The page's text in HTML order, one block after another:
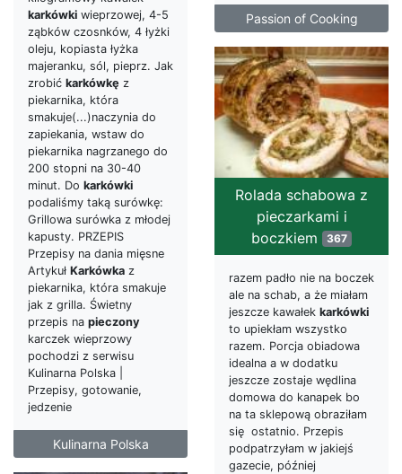
Passion of Cooking
karkówki wieprzowej, 4-5
ząbków czosnków, 4 łyżki
oleju, kopiasta łyżka
majeranku, sól, pieprz. Jak
zrobić karkówkę z
piekarnika, która
smakuje(...)naczynia do
zapiekania, wstaw do
piekarnika nagrzanego do
200 stopni na 30-40
minut. Do karkówki
podaliśmy taką surówkę:
Grillowa surówka z młodej
kapusty. PRZEPIS
Przepisy na dania mięsne
Artykuł Karkówka z
piekarnika, która smakuje
jak z grilla. Świetny
przepis na pieczony
karczek wieprzowy
pochodzi z serwisu
Kulinarna Polska |
Przepisy, gotowanie,
jedzenie
Kulinarna Polska
Rolada schabowa z
pieczarkami i
boczkiem 367
razem padło nie na boczek
ale na schab, a że miałam
jeszcze kawałek karkówki
to upiekłam wszystko
razem. Porcja obiadowa
idealna a w dodatku
jeszcze zostaje wędlina
domowa do kanapek bo
na ta sklepową obraziłam
się ostatnio. Przepis
podpatrzyłam w jakiejś
gazecie, później